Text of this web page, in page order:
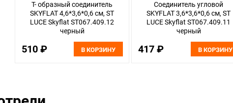
T- образный соединитель
SKYFLAT 4,6*3,6*0,6 см, ST
LUCE Skyflat ST067.409.12
черный
510 ₽ В КОРЗИНУ
Соединитель угловой
SKYFLAT 3,6*3,6*0,6 см, ST
LUCE Skyflat ST067.409.11
черный
417 ₽ В КОРЗИНУ